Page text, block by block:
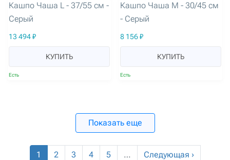
Кашпо Чаша L - 37/55 см -
Серый
13 494 ₽
КУПИТЬ
Есть
Кашпо Чаша M - 30/45 см
- Серый
8 156 ₽
КУПИТЬ
Есть
Показать еще
1 2 3 4 5 …
Следующая ›